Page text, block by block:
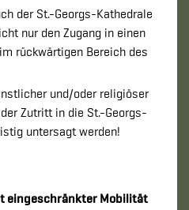
der St.-Georgs-Kathedrale
nur den Zugang in einen
rückwärtigen Bereich des
und/oder religiöser
Zutritt in die St.-Georgs-
untersagt werden!
eingeschränkter Mobilität